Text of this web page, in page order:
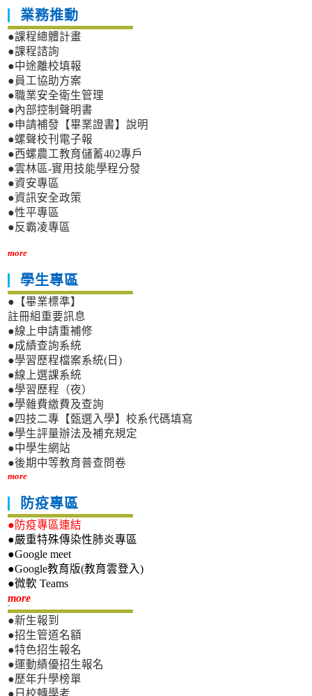
業務推動
●課程總體計畫
●課程諮詢
●中途離校填報
●員工協助方案
●職業安全衛生管理
●內部控制聲明書
●申請補發【畢業證書】說明
●螺聲校刊電子報
●西螺農工教育儲蓄402專戶
●雲林區-實用技能學程分發
●資安專區
●資訊安全政策
●性平專區
●反霸凌專區
more
學生專區
●【畢業標準】
註冊組重要訊息
●線上申請重補修
●成績查詢系統
●學習歷程檔案系統(日)
●線上選課系統
●學習歷程（夜）
●學雜費繳費及查詢
●四技二專【甄選入學】校系代碼填寫
●學生評量辦法及補充規定
●中學生網站
●後期中等教育普查問卷
more
防疫專區
●防疫專區連結
●嚴重特殊傳染性肺炎專區
●Google meet
●Google教育版(教育雲登入)
●微軟 Teams
more新生專區
●新生報到
●招生管道名額
●特色招生報名
●運動績優招生報名
●歷年升學榜單
●日校轉學考